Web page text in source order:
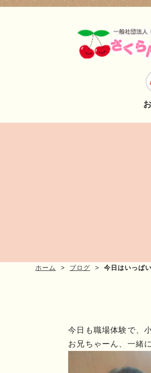
ホーム ブログ 今日はいっぱ
今日も職場体験で、
お兄ちゃーん、一緒